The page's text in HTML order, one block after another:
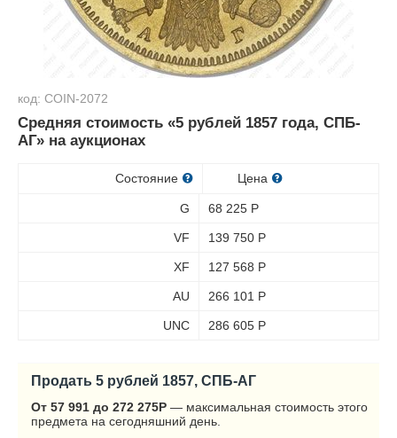
код: COIN-2072
Средняя стоимость «5 рублей 1857 года, СПБ-
АГ» на аукционах
Состояние Цена
G 68 225 Р
VF 139 750 Р
XF 127 568 Р
AU 266 101 Р
UNC 286 605 Р
Продать 5 рублей 1857, СПБ-АГ
От 57 991 до 272 275Р — максимальная стоимость этого
предмета на сегодняшний день.